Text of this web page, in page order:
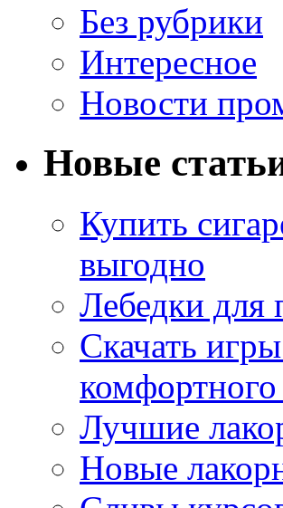
Без рубрики
Интересное
Новости
Новые
Купить
выгодно
Лебедки для
Скачать
Лучшие
Новые